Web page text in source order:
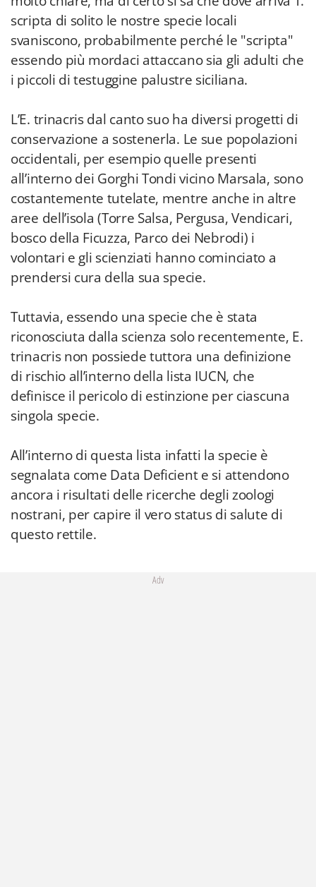
scripta di solito le nostre specie locali
svaniscono, probabilmente perché le "scripta"
essendo più mordaci attaccano sia gli adulti che
i piccoli di testuggine palustre siciliana.
L’E. trinacris dal canto suo ha diversi progetti di
conservazione a sostenerla. Le sue popolazioni
occidentali, per esempio quelle presenti
all’interno dei Gorghi Tondi vicino Marsala, sono
costantemente tutelate, mentre anche in altre
aree dell’isola (Torre Salsa, Pergusa, Vendicari,
bosco della Ficuzza, Parco dei Nebrodi) i
volontari e gli scienziati hanno cominciato a
prendersi cura della sua specie.
Tuttavia, essendo una specie che è stata
riconosciuta dalla scienza solo recentemente, E.
trinacris non possiede tuttora una definizione
di rischio all’interno della lista IUCN, che
definisce il pericolo di estinzione per ciascuna
singola specie.
All’interno di questa lista infatti la specie è
segnalata come Data Deficient e si attendono
ancora i risultati delle ricerche degli zoologi
nostrani, per capire il vero status di salute di
questo rettile.
Adv